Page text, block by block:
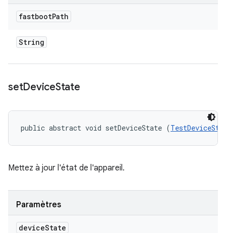
fastbootPath
String
setDeviceState
public abstract void setDeviceState (
Mettez à jour l'état de l'appareil.
Paramètres
deviceState